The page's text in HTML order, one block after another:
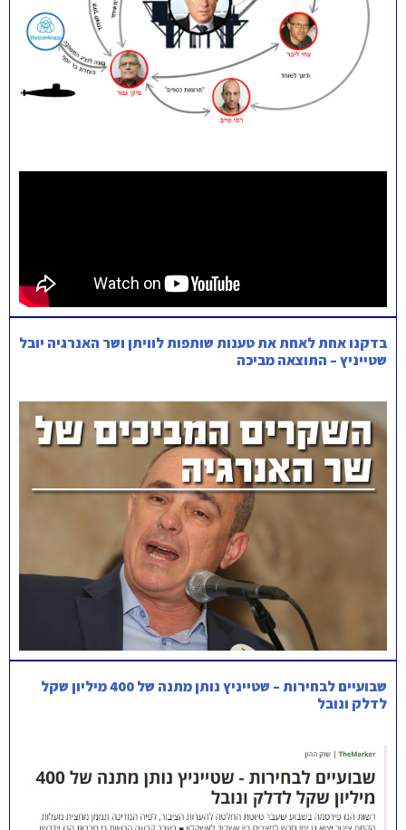
בדקנו אחת לאחת את טענות שותפות לוויתן ושר האנרגיה יובל
שטייניץ – התוצאה מביכה
שבועיים לבחירות – שטייניץ נותן מתנה של 400 מיליון שקל
לדלק ונובל